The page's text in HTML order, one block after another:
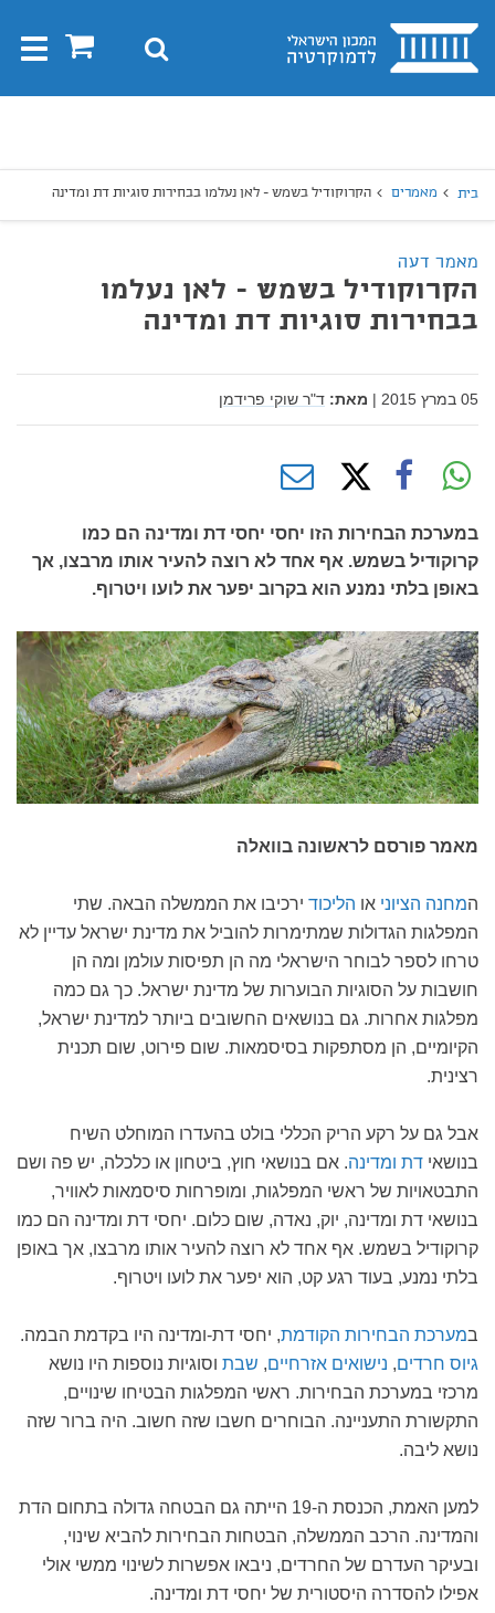
בית 0 חיפוש
בית מאמרים הקרוקודיל בשמש - לאן נעלמו בבחירות סוגיות דת ומדינה
מאמר דעה
הקרוקודיל בשמש - לאן נעלמו
בבחירות סוגיות דת ומדינה
05 במרץ 2015 | מאת: ד"ר שוקי פרידמן
במערכת הבחירות הזו יחסי יחסי דת ומדינה הם כמו
קרוקודיל בשמש. אף אחד לא רוצה להעיר אותו מרבצו, אך
באופן בלתי נמנע הוא בקרוב יפער את לועו ויטרוף.
מאמר פורסם לראשונה בוואלה
המחנה הציוני או הליכוד ירכיבו את הממשלה הבאה. שתי
המפלגות הגדולות שמתימרות להוביל את מדינת ישראל עדיין לא
טרחו לספר לבוחר הישראלי מה הן תפיסות עולמן ומה הן
חושבות על הסוגיות הבוערות של מדינת ישראל. כך גם כמה
מפלגות אחרות. גם בנושאים החשובים ביותר למדינת ישראל,
הקיומיים, הן מסתפקות בסיסמאות. שום פירוט, שום תכנית
רצינית.
אבל גם על רקע הריק הכללי בולט בהעדרו המוחלט השיח
בנושאי דת ומדינה. אם בנושאי חוץ, ביטחון או כלכלה, יש פה ושם
התבטאויות של ראשי המפלגות, ומופרחות סיסמאות לאוויר,
בנושאי דת ומדינה, יוק, נאדה, שום כלום. יחסי דת ומדינה הם כמו
קרוקודיל בשמש. אף אחד לא רוצה להעיר אותו מרבצו, אך באופן
בלתי נמנע, בעוד רגע קט, הוא יפער את לועו ויטרוף.
במערכת הבחירות הקודמת, יחסי דת-ומדינה היו בקדמת הבמה.
גיוס חרדים, נישואים אזרחיים, שבת וסוגיות נוספות היו נושא
מרכזי במערכת הבחירות. ראשי המפלגות הבטיחו שינויים,
התקשורת התעניינה. הבוחרים חשבו שזה חשוב. היה ברור שזה
נושא ליבה.
למען האמת, הכנסת ה-19 הייתה גם הבטחה גדולה בתחום הדת
והמדינה. הרכב הממשלה, הבטחות הבחירות להביא שינוי,
ובעיקר העדרם של החרדים, ניבאו אפשרות לשינוי ממשי אולי
אפילו להסדרה היסטורית של יחסי דת ומדינה.